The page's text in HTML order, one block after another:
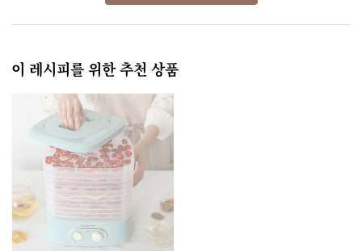
이 레시피를 위한 추천 상품